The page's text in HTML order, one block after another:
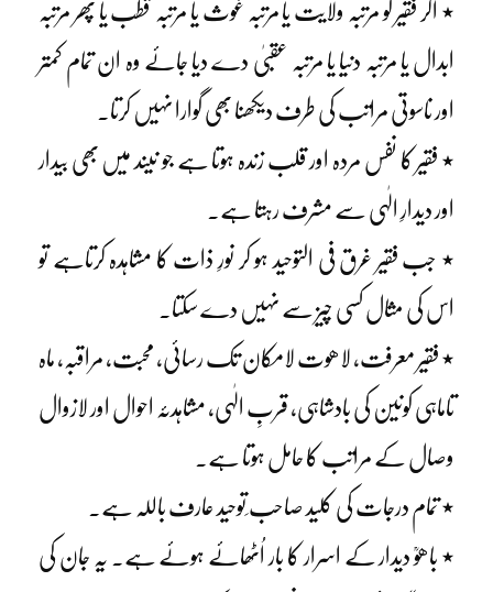
٭ اگر فقیر کو مرتبہ ولایت یا مرتبہ غوث یا مرتبہ قطب یا پھر مرتبہ
ابدال یا مرتبہ دنیا یا مرتبہ عقبیٰ دے دیا جائے وہ ان تمام کمتر
اور ناسوتی مراتب کی طرف دیکھنا بھی گوارا نہیں کرتا۔
٭ فقیر کا نفس مردہ اور قلب زندہ ہوتا ہے جو نیند میں بھی بیدار
اور دیدارِ الٰہی سے مشرف رہتا ہے۔
٭ جب فقیر غرق فی التوحید ہو کر نورِ ذات کا مشاہدہ کرتاہے تو
اس کی مثال کسی چیز سے نہیں دے سکتا۔
٭ فقیر معرفت، لاھوت لامکان تک رسائی، محبت، مراقبہ، ماہ
تاماہی کونین کی بادشاہی، قربِ الٰہی، مشاہدئہ احوال اور لازوال
وصال کے مراتب کا حامل ہوتا ہے۔
٭ تمام درجات کی کلید صاحب ِتوحید عارف باللہ ہے۔
٭ باھوؒ دیدار کے اسرار کا بار اُٹھائے ہوئے ہے۔ یہ جان کی